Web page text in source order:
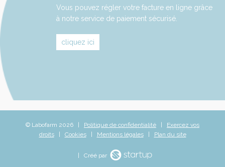
Vous pouvez régler votre facture en ligne grâce
à notre service de paiement sécurisé.
cliquez ici
© Labofarm 2026 | Politique de confidentialité
Exercez vos
droits| Cookies| Mentions légales| Plan du site
| Créé par